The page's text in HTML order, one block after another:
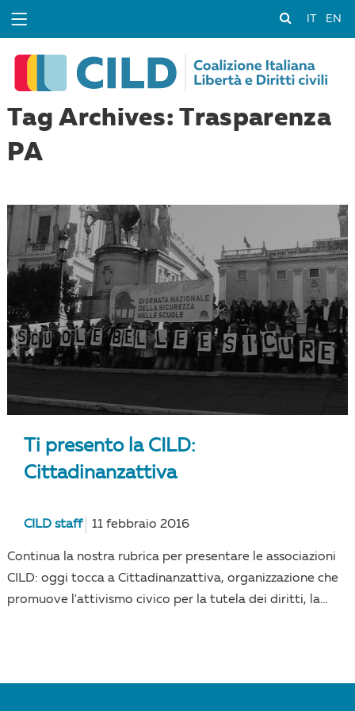
EN
Tag Archives: Trasparenza
PA
Ti presento la CILD:
Cittadinanzattiva
CILD staff 11 febbraio 2016
Continua la nostra rubrica per presentare le associazioni
CILD: oggi tocca a Cittadinanzattiva, organizzazione che
promuove l'attivismo civico per la tutela dei diritti, la...